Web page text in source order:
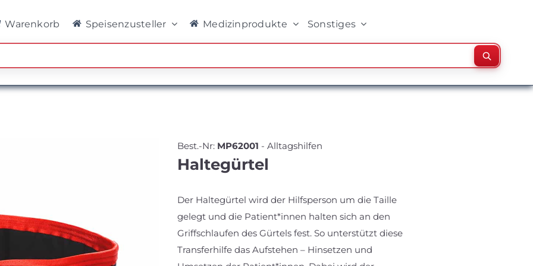
Warenkorb Speisenzusteller Medizinprodukte Sonstiges
Suchen
Best.-Nr: MP62001 - Alltagshilfen
Haltegürtel
Der Haltegürtel wird der Hilfsperson um die Taille
gelegt und die Patient*innen halten sich an den
Griffschlaufen des Gürtels fest. So unterstützt diese
Transferhilfe das Aufstehen – Hinsetzen und